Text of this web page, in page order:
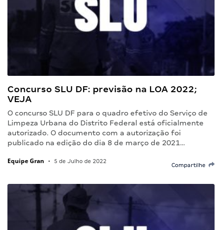
Concurso SLU DF: previsão na LOA 2022;
VEJA
O concurso SLU DF para o quadro efetivo do Serviço de
Limpeza Urbana do Distrito Federal está oficialmente
autorizado. O documento com a autorização foi
publicado na edição do dia 8 de março de 2021…
Equipe Gran • 5 de Julho de 2022
Compartilhe